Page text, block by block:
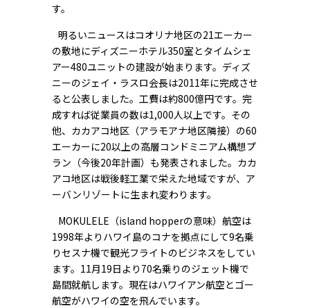
す。
明るいニュースはコオリナ地区の21エーカー
の敷地にディズニーホテル350室とタイムシェ
アー480ユニットの建設が始まります。ディズ
ニーのジェイ・ラスロ会長は2011年に完成させ
ると公表しました。工費は約800億円です。完
成すれば従業員の数は1,000人以上です。その
他、カカアコ地区（アラモアナ地区隣接）の60
エーカーに20以上の高層コンドミニアム構想プ
ラン（今後20年計画）も発表されました。カカ
アコ地区は戦後軽工業で栄えた地域ですが、ア
ーバンリゾートに生まれ変わります。
MOKULELE（island hopperの意味）航空は
1998年よりハワイ島のコナを拠点にして9名乗
りセスナ機で観光フライトのビジネスをしてい
ます。11月19日より70名乗りのジェット機で
島間就航します。現在はハワイアン航空とゴー
航空がハワイの空を飛んでいます。